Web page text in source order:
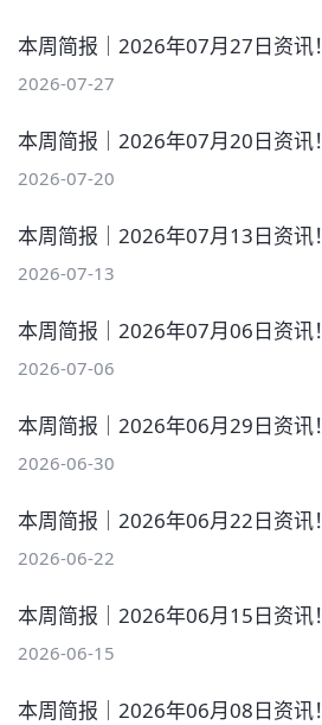
本周简报｜2026年07月27日资讯！
2026-07-27
本周简报｜2026年07月20日资讯！
2026-07-20
本周简报｜2026年07月13日资讯！
2026-07-13
本周简报｜2026年07月06日资讯！
2026-07-06
本周简报｜2026年06月29日资讯！
2026-06-30
本周简报｜2026年06月22日资讯！
2026-06-22
本周简报｜2026年06月15日资讯！
2026-06-15
本周简报｜2026年06月08日资讯！